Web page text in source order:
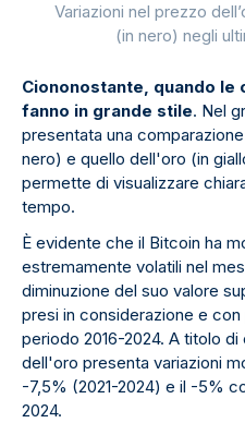
Variazioni nel prezzo
(in nero) negli
Ciononostante, quando
fanno in grande stile. Nel
presentata una
nero) e quello dell'oro (in
permette di visualizzare
tempo.
È evidente che il Bitcoin ha
estremamente volatili nel
diminuzione del suo valore
presi in considerazione e
periodo 2016-2024. A titolo
dell'oro presenta variazioni
-7,5% (2021-2024) e il -5%
2024.